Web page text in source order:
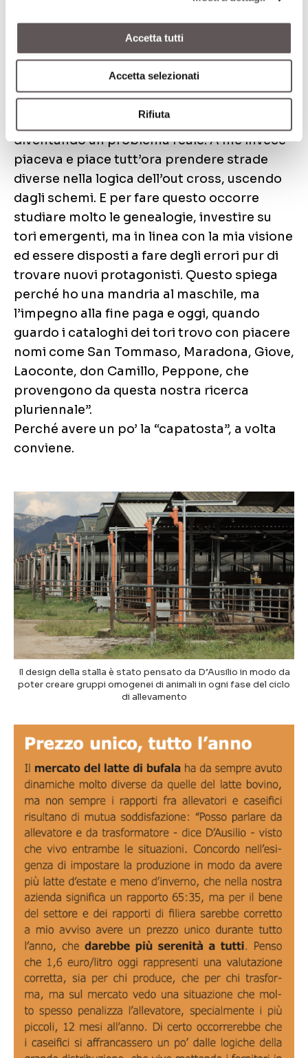
Accetta tutti
Accetta selezionati
Rifiuta
le idee le ha sempre avute molto chiare, sin
dai tempi di Malandrino, il primo toro ad
aver fatto sognare gli allevatori italiani:
“Quando ho iniziato, tutta la genetica era
“malandrino-centrica” e ha continuato ad
esserlo per anni, con il risultato che in molti
allevamenti la consanguineità stava
diventando un problema reale. A me invece
piaceva e piace tutt’ora prendere strade
diverse nella logica dell’out cross, uscendo
dagli schemi. E per fare questo occorre
studiare molto le genealogie, investire su
tori emergenti, ma in linea con la mia visione
ed essere disposti a fare degli errori pur di
trovare nuovi protagonisti. Questo spiega
perché ho una mandria al maschile, ma
l’impegno alla fine paga e oggi, quando
guardo i cataloghi dei tori trovo con piacere
nomi come San Tommaso, Maradona, Giove,
Laoconte, don Camillo, Peppone, che
provengono da questa nostra ricerca
pluriennale”.
Perché avere un po’ la “capatosta”, a volta
conviene.
Il design della stalla è stato pensato da D’Ausilio in modo da
poter creare gruppi omogenei di animali in ogni fase del ciclo
di allevamento